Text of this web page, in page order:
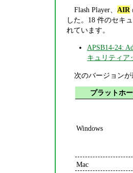
Flash Player、 AIR
した。18 件のセキ
れています。
APSB14-24:
キュリティア
次のバージョンが
プラットホ
Windows
Mac